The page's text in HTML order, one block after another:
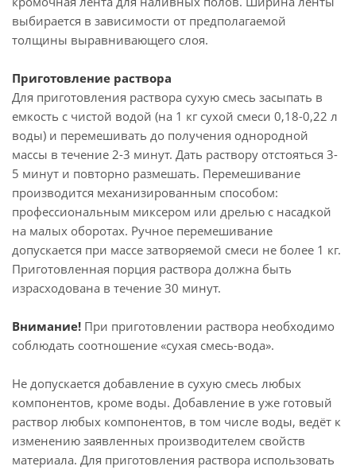
выбирается в зависимости от предполагаемой
толщины выравнивающего слоя.
Приготовление раствора
Для приготовления раствора сухую смесь засыпать в
емкость с чистой водой (на 1 кг сухой смеси 0,18-0,22 л
воды) и перемешивать до получения однородной
массы в течение 2-3 минут. Дать раствору отстояться 3-
5 минут и повторно размешать. Перемешивание
производится механизированным способом:
профессиональным миксером или дрелью с насадкой
на малых оборотах. Ручное перемешивание
допускается при массе затворяемой смеси не более 1 кг.
Приготовленная порция раствора должна быть
израсходована в течение 30 минут.
Внимание! При приготовлении раствора необходимо
соблюдать соотношение «сухая смесь-вода».
Не допускается добавление в сухую смесь любых
компонентов, кроме воды. Добавление в уже готовый
раствор любых компонентов, в том числе воды, ведёт к
изменению заявленных производителем свойств
материала. Для приготовления раствора использовать